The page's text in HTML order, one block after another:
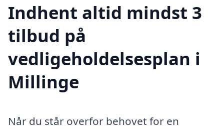
Indhent altid mindst 3
tilbud på
vedligeholdelsesplan i
Millinge
Når du står overfor behovet for en